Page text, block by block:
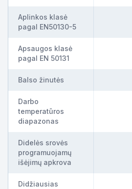
Aplinkos klasė
pagal EN50130-5
Apsaugos klasė
pagal EN 50131
Balso žinutės
Darbo
temperatūros
diapazonas
Didelės srovės
programuojamų
išėjimų apkrova
Didžiausias